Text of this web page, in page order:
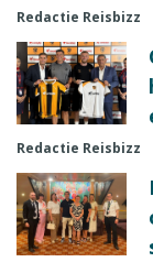
Redactie Reisbizz
Redactie Reisbizz